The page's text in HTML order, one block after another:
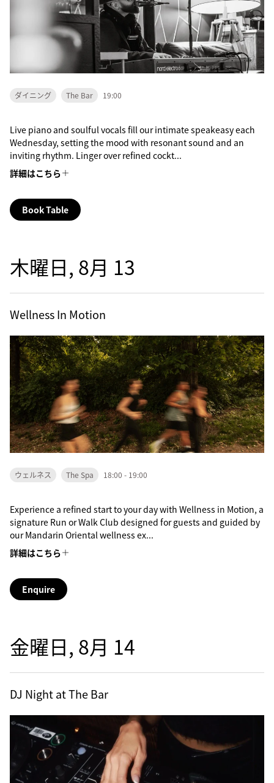
ダイニング The Bar 19:00
Live piano and soulful vocals fill our intimate speakeasy each
Wednesday, setting the mood with resonant sound and an
inviting rhythm. Linger over refined cockt...
詳細はこちら
Book Table
木曜日, 8月 13
Wellness In Motion
ウェルネス The Spa 18:00 - 19:00
Experience a refined start to your day with Wellness in Motion, a
signature Run or Walk Club designed for guests and guided by
our Mandarin Oriental wellness ex...
詳細はこちら
Enquire
金曜日, 8月 14
DJ Night at The Bar